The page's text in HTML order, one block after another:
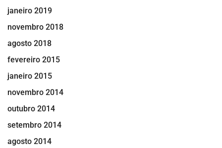
janeiro 2019
novembro 2018
agosto 2018
fevereiro 2015
janeiro 2015
novembro 2014
outubro 2014
setembro 2014
agosto 2014